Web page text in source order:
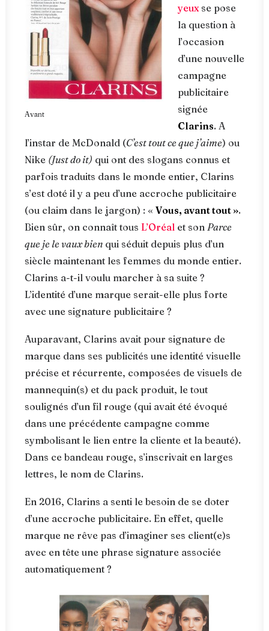
Avant
yeuxse pose
la question à
l’occasion
d’une nouvelle
campagne
publicitaire
signée
Clarins. A
l’instar de McDonald (C’est tout ce que j’aime) ou
Nike (Just do it) qui ont des slogans connus et
parfois traduits dans le monde entier, Clarins
s’est doté il y a peu d’une accroche publicitaire
(ou claim dans le jargon) : « Vous, avant tout ».
Bien sûr, on connaît tous L’Oréal et son Parce
que je le vaux bien qui séduit depuis plus d’un
siècle maintenant les femmes du monde entier.
Clarins a-t-il voulu marcher à sa suite ?
L’identité d’une marque serait-elle plus forte
avec une signature publicitaire ?
Auparavant, Clarins avait pour signature de
marque dans ses publicités une identité visuelle
précise et récurrente, composées de visuels de
mannequin(s) et du pack produit, le tout
soulignés d’un fil rouge (qui avait été évoqué
dans une précédente campagne comme
symbolisant le lien entre la cliente et la beauté).
Dans ce bandeau rouge, s’inscrivait en larges
lettres, le nom de Clarins.
En 2016, Clarins a senti le besoin de se doter
d’une accroche publicitaire. En effet, quelle
marque ne rêve pas d’imaginer ses client(e)s
avec en tête une phrase signature associée
automatiquement ?